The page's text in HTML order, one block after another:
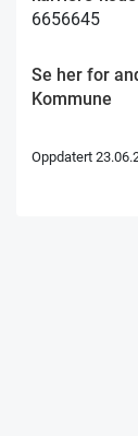
6656645
Se her for
Kommune
Oppdatert